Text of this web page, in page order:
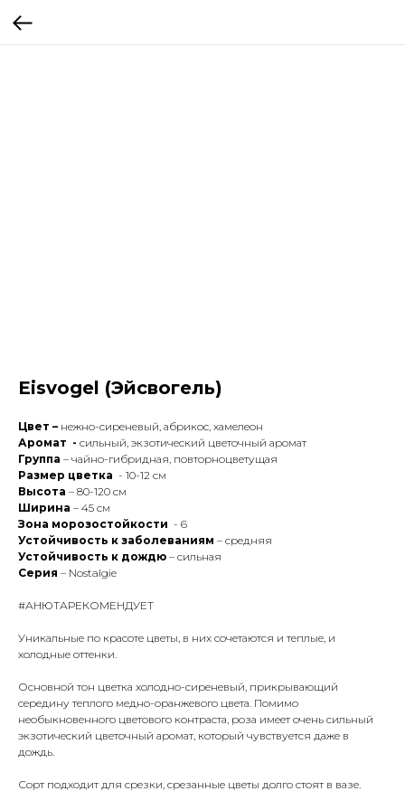
Eisvogel (Эйсвогель)
Цвет – нежно-сиреневый, абрикос, хамелеон
Аромат - сильный, экзотический цветочный аромат
Группа – чайно-гибридная, повторноцветущая
Размер цветка - 10-12 см
Высота – 80-120 см
Ширина – 45 см
Зона морозостойкости - 6
Устойчивость к заболеваниям – средняя
Устойчивость к дождю – сильная
Серия – Nostalgie
#АНЮТАРЕКОМЕНДУЕТ
Уникальные по красоте цветы, в них сочетаются и теплые, и
холодные оттенки.
Основной тон цветка холодно-сиреневый, прикрывающий
середину теплого медно-оранжевого цвета. Помимо
необыкновенного цветового контраста, роза имеет очень сильный
экзотический цветочный аромат, который чувствуется даже в
дождь.
Сорт подходит для срезки, срезанные цветы долго стоят в вазе.